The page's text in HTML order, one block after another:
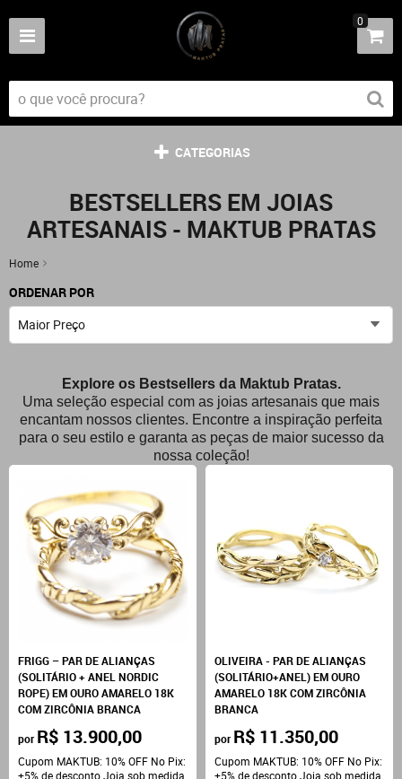
0
CATEGORIAS
BESTSELLERS EM JOIAS
ARTESANAIS - MAKTUB PRATAS
Home
ORDENAR POR
Maior Preço
Explore os Bestsellers da Maktub Pratas.
Uma seleção especial com as joias artesanais que mais
encantam nossos clientes. Encontre a inspiração perfeita
para o seu estilo e garanta as peças de maior sucesso da
nossa coleção!
FRIGG – PAR DE ALIANÇAS
(SOLITÁRIO + ANEL NORDIC
ROPE) EM OURO AMARELO 18K
COM ZIRCÔNIA BRANCA
por R$ 13.900,00
Cupom MAKTUB: 10% OFF No Pix:
+5% de desconto Joia sob medida.
OLIVEIRA - PAR DE ALIANÇAS
(SOLITÁRIO+ANEL) EM OURO
AMARELO 18K COM ZIRCÔNIA
BRANCA
por R$ 11.350,00
Cupom MAKTUB: 10% OFF No Pix:
+5% de desconto Joia sob medida.